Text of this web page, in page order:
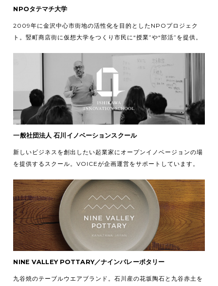
NPOタテマチ大学
2009年に金沢中心市街地の活性化を目的としたNPOプロジェク
ト。竪町商店街に仮想大学をつくり市民に“授業”や“部活”を提供。
一般社団法人 石川イノベーションスクール
新しいビジネスを創出したい起業家にオープンイノベージョンの場
を提供するスクール。VOICEが企画運営をサポートしています。
NINE VALLEY POTTARY／ナインバレーポタリー
九谷焼のテーブルウエアブランド。石川産の花坂陶石と九谷赤土を